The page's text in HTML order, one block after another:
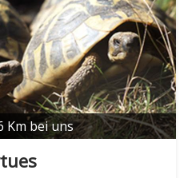
Km bei uns